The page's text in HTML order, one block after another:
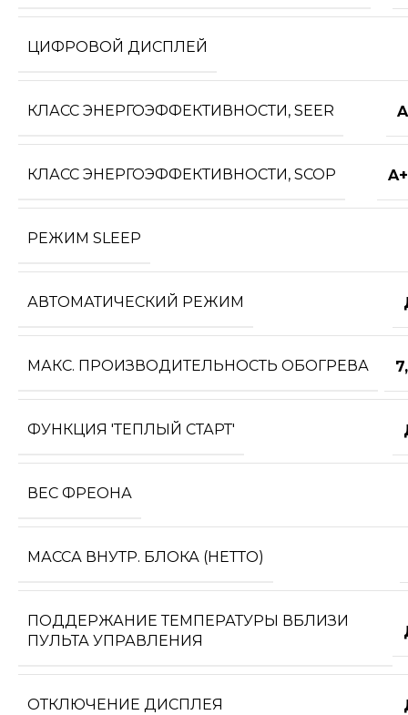
ЦИФРОВОЙ ДИСПЛЕЙ
КЛАСС ЭНЕРГОЭФФЕКТИВНОСТИ, SEER
КЛАСС ЭНЕРГОЭФФЕКТИВНОСТИ, SCOP
РЕЖИМ SLEEP
АВТОМАТИЧЕСКИЙ РЕЖИМ
МАКС. ПРОИЗВОДИТЕЛЬНОСТЬ ОБОГРЕВА
ФУНКЦИЯ 'ТЕПЛЫЙ СТАРТ'
ВЕС ФРЕОНА
МАССА ВНУТР. БЛОКА (НЕТТО)
ПОДДЕРЖАНИЕ ТЕМПЕРАТУРЫ ВБЛИЗИ
ПУЛЬТА УПРАВЛЕНИЯ
ОТКЛЮЧЕНИЕ ДИСПЛЕЯ